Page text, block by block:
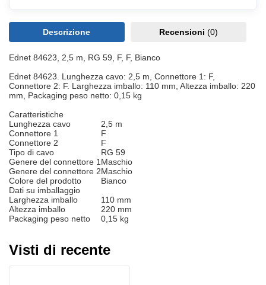
Descrizione Recensioni (0)
Ednet 84623, 2,5 m, RG 59, F, F, Bianco
Ednet 84623. Lunghezza cavo: 2,5 m, Connettore 1: F,
Connettore 2: F. Larghezza imballo: 110 mm, Altezza imballo: 220
mm, Packaging peso netto: 0,15 kg
Caratteristiche
Lunghezza cavo
2,5 m
Connettore 1
F
Connettore 2
F
Tipo di cavo
RG 59
Genere del connettore 1 Maschio
Genere del connettore 2Maschio
Colore del prodotto
Bianco
Dati su imballaggio
Larghezza imballo
110 mm
Altezza imballo
220 mm
Packaging peso netto
0,15 kg
Visti di recente